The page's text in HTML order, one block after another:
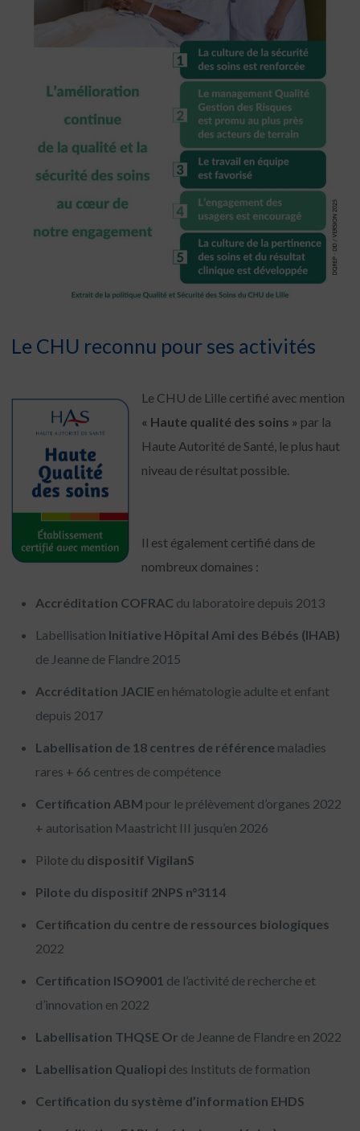
Le CHU reconnu pour ses activités
Le CHU de Lille certifié avec mention
« Haute qualité des soins » par la
Haute Autorité de Santé, le plus haut
niveau de résultat possible.
Il est également certifié dans de
nombreux domaines :
Accréditation COFRAC du laboratoire depuis 2013
Labellisation Initiative Hôpital Ami des Bébés (IHAB)
de Jeanne de Flandre 2015
Accréditation JACIE en hématologie adulte et enfant
depuis 2017
Labellisation de 18 centres de référence maladies
rares + 66 centres de compétence
Certification ABM pour le prélèvement d’organes 2022
+ autorisation Maastricht III jusqu’en 2026
Pilote du dispositif VigilanS
Pilote du dispositif 2NPS n°3114
Certification du centre de ressources biologiques
2022
Certification ISO9001 de l’activité de recherche et
d’innovation en 2022
Labellisation THQSE Or de Jeanne de Flandre en 2022
Labellisation Qualiopi des Instituts de formation
Certification du système d’information EHDS